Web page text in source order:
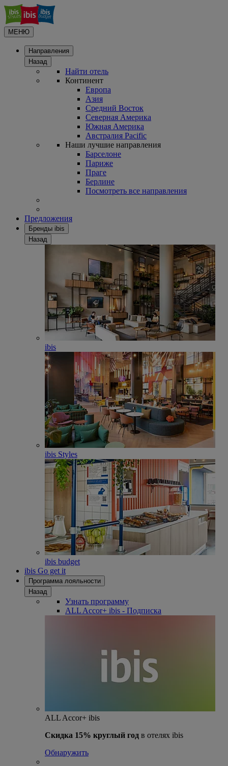
МЕНЮ
Направления
Назад
Найти отель
Континент
Европа
Азия
Средний Восток
Северная Америка
Южная Америка
Австралия Pacific
Наши лучшие направления
Барселоне
Париже
Праге
Берлине
Посмотреть все направления
Предложения
Бренды ibis
Назад
ibis
ibis Styles
ibis budget
ibis Go get it
Программа лояльности
Назад
Узнать программу
ALL Accor+ ibis - Подписка
ALL Accor+ ibis
Скидка 15% круглый год в отелях ibis
Обнаружить